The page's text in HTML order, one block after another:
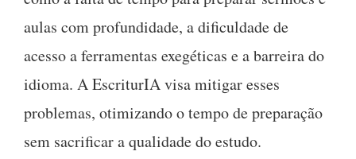
aulas com profundidade, a dificuldade de
acesso a ferramentas exegéticas e a barreira do
idioma. A EscriturIA visa mitigar esses
problemas, otimizando o tempo de preparação
sem sacrificar a qualidade do estudo.